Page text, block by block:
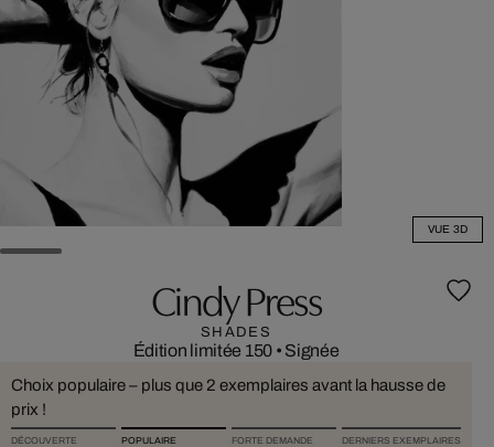
VUE 3D
Cindy Press
SHADES
Édition limitée 150 • Signée
Choix populaire – plus que 2 exemplaires avant la hausse de
prix !
DÉCOUVERTE POPULAIRE FORTE DEMANDE DERNIERS EXEMPLAIRES